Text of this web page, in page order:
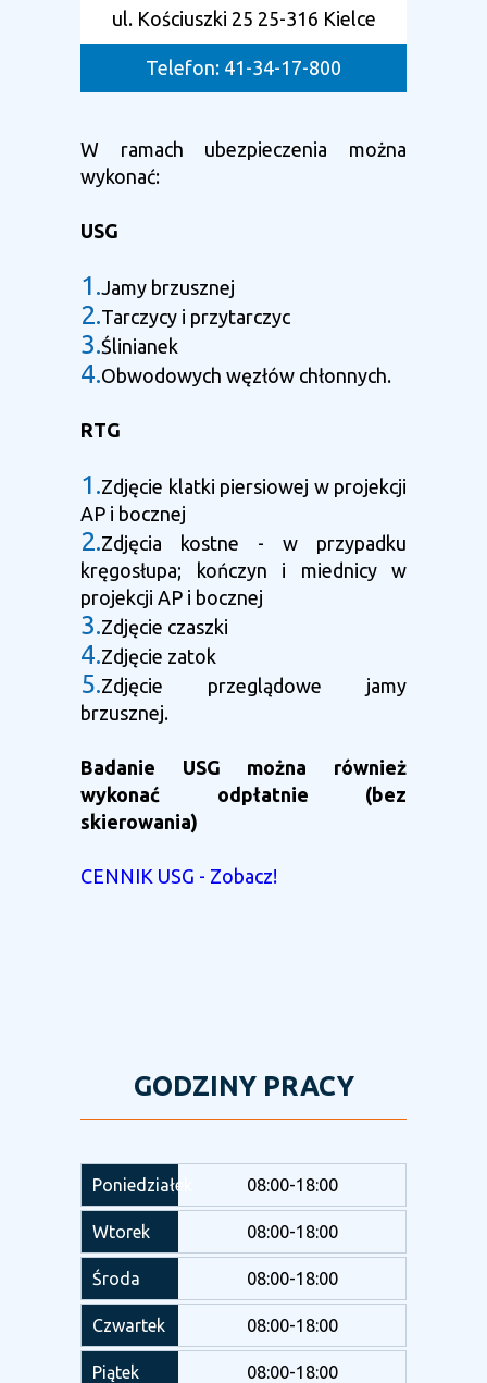
ul. Kościuszki 25 25-316 Kielce
Telefon: 41-34-17-800
W ramach ubezpieczenia można
wykonać:
USG
1.Jamy brzusznej
2.Tarczycy i przytarczyc
3.Ślinianek
4.Obwodowych węzłów chłonnych.
RTG
1.Zdjęcie klatki piersiowej w projekcji
AP i bocznej
2.Zdjęcia kostne - w przypadku
kręgosłupa; kończyn i miednicy w
projekcji AP i bocznej
3.Zdjęcie czaszki
4.Zdjęcie zatok
5.Zdjęcie przeglądowe jamy
brzusznej.
Badanie USG można również
wykonać odpłatnie (bez
skierowania)
CENNIK USG - Zobacz!
GODZINY PRACY
Poniedziałek 08:00-18:00
Wtorek 08:00-18:00
Środa 08:00-18:00
Czwartek 08:00-18:00
Piątek 08:00-18:00